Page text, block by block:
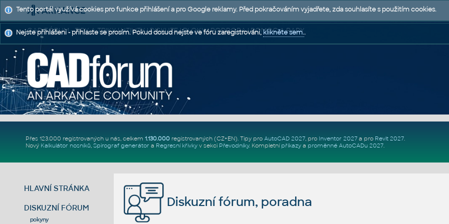
CAD FÓRUM - TIPY A TRIKY | UTILITY | DISKUZE | BLOKY | PODPORA | POMOC A RADY
Přes 123.000 registrovaných u nás, celkem 1.130.000registrovaných (CZ+EN). Tipy pro AutoCAD 2027, pro Inventor 2027a pro Revit 2027.
Nový Kalkulátor nosníků, Spirograf generátor a Regresní křivkyv sekci Převodníky. Kompletní příkazya proměnné AutoCADu 2027.
HLAVNÍ STRÁNKA
DISKUZNÍ FÓRUM
pokyny
Diskuzní fórum, poradna
Tento portál využívá cookies pro funkce přihlášení a pro Google reklamy. Před pokračováním vyjadřete, zda souhlasíte s použitím cookies.
Nejste přihlášeni - přihlaste se prosím. Pokud dosud nejste ve fóru zaregistrováni,klikněte sem..